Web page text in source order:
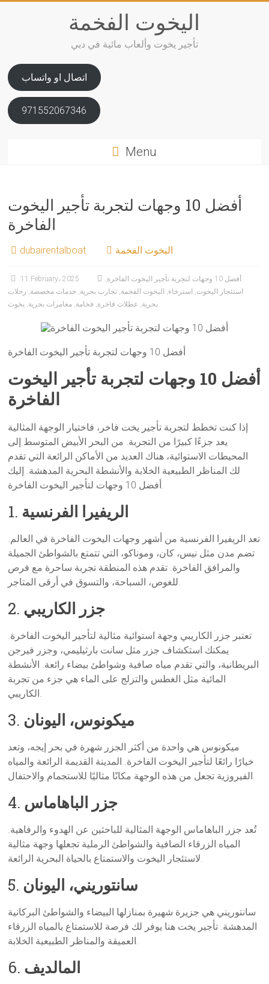
اليخوت الفخمة
تأجير يخوت وألعاب مائية في دبي
اتصال او واتساب
971552067346
Menu
أفضل 10 وجهات لتجربة تأجير اليخوت
الفاخرة
dubairentalboat اليخوت الفخمة
11 February، 2025 أفضل 10 وجهات لتجربة تأجير اليخوت الفاخرة
,
استئجار اليخوت, استرخاء, اليخوت الفخمة, تجارب بحرية, خدمات مخصصة, رحلات
بحرية, عطلات فاخرة, فخامة, مغامرات بحرية, يخوت
أفضل 10 وجهات لتجربة تأجير اليخوت الفاخرة
أفضل 10 وجهات لتجربة تأجير اليخوت
الفاخرة
إذا كنت تخطط لتجربة تأجير يخت فاخر، فاختيار الوجهة المثالية
يعد جزءًا كبيرًا من التجربة. من البحر الأبيض المتوسط إلى
المحيطات الاستوائية، هناك العديد من الأماكن الرائعة التي تقدم
لك المناظر الطبيعية الخلابة والأنشطة البحرية المدهشة. إليك
أفضل 10 وجهات لتأجير اليخوت الفاخرة.
1. الريفيرا الفرنسية
تعد الريفيرا الفرنسية من أشهر وجهات اليخوت الفاخرة في العالم.
تضم مدن مثل نيس، كان، وموناكو، التي تتمتع بالشواطئ الجميلة
والمرافق الفاخرة. تقدم هذه المنطقة تجربة ساحرة مع فرص
للغوص، السباحة، والتسوق في أرقى المتاجر.
2. جزر الكاريبي
تعتبر جزر الكاريبي وجهة استوائية مثالية لتأجير اليخوت الفاخرة.
يمكنك استكشاف جزر مثل سانت بارثيليمي، وجزر فيرجن
البريطانية، والتي تقدم مياه صافية وشواطئ بيضاء رائعة. الأنشطة
المائية مثل الغطس والتزلج على الماء هي جزء من تجربة
الكاريبي.
3. ميكونوس، اليونان
ميكونوس هي واحدة من أكثر الجزر شهرة في بحر إيجه، وتعد
خيارًا رائعًا لتأجير اليخوت الفاخرة. المدينة القديمة الرائعة والمياه
الفيروزية تجعل من هذه الوجهة مكانًا مثاليًا للاستجمام والاحتفال.
4. جزر الباهاماس
تُعد جزر الباهاماس الوجهة المثالية للباحثين عن الهدوء والرفاهية.
المياه الزرقاء الصافية والشواطئ الرملية تجعلها وجهة مثالية
لاستئجار اليخوت والاستمتاع بالحياة البحرية الرائعة.
5. سانتوريني، اليونان
سانتوريني هي جزيرة شهيرة بمنازلها البيضاء والشواطئ البركانية
المدهشة. تأجير يخت هنا يوفر لك فرصة للاستمتاع بالمياه الزرقاء
العميقة والمناظر الطبيعية الخلابة.
6. المالديف